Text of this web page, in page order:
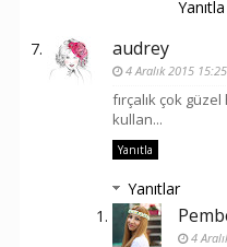
Yanıtla
audrey
4 Aralık 2015 15:25
fırçalık çok
kullan...
Yanıtla
Yanıtlar
4